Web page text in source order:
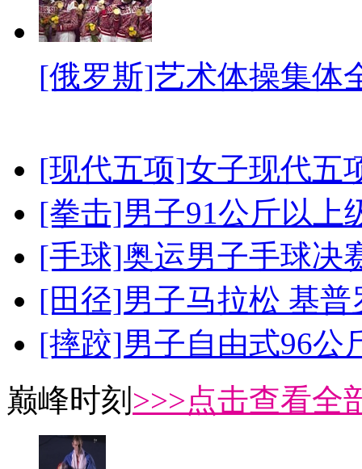
[俄罗斯]艺术体操集体
[现代五项]女子现代五
[拳击]男子91公斤以上
[手球]奥运男子手球决
[田径]男子马拉松 基
[摔跤]男子自由式96公
巅峰时刻 >>>点击查看全